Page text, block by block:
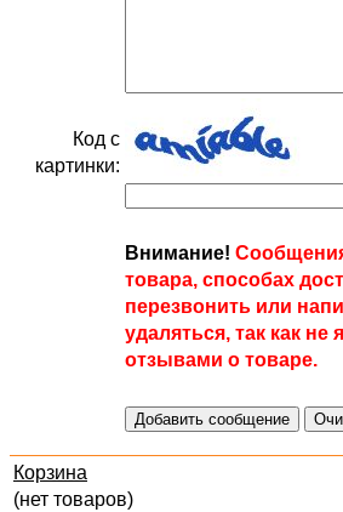
Код с
картинки:
Внимание!
товара, способах
перезвонить или
удаляться, так как не
отзывами о товаре.
Корзина
(нет товаров)